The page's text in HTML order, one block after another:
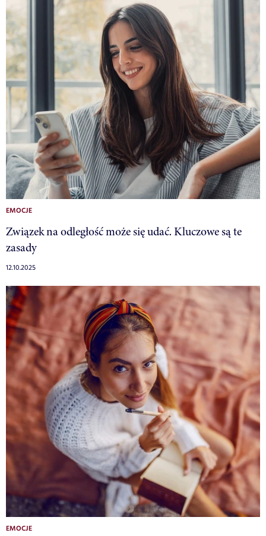
EMOCJE
Związek na odległość może się udać. Kluczowe są te
zasady
12.10.2025
EMOCJE